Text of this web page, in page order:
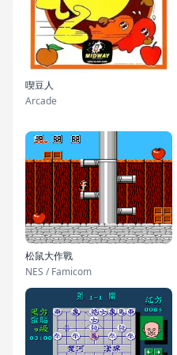
喫豆人
Arcade
松鼠大作戰
NES / Famicom